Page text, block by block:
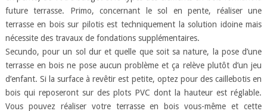
future terrasse. Primo, concernant le sol en pente, réaliser une
terrasse en bois sur pilotis est techniquement la solution idoine mais
nécessite des travaux de fondations supplémentaires.
Secundo, pour un sol dur et quelle que soit sa nature, la pose d’une
terrasse en bois ne pose aucun problème et ça relève plutôt d’un jeu
d’enfant. Si la surface à revêtir est petite, optez pour des caillebotis en
bois qui reposeront sur des plots PVC dont la hauteur est réglable.
Vous pouvez réaliser votre terrasse en bois vous-même et cette